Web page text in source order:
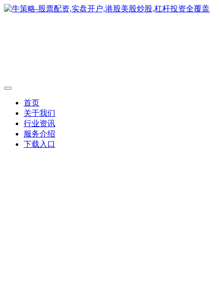
首页
关于我们
行业资讯
服务介绍
下载入口